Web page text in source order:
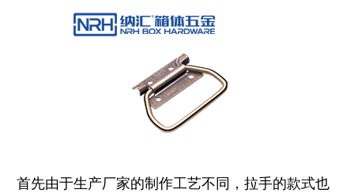
首先由于生产厂家的制作工艺不同，拉手的款式也